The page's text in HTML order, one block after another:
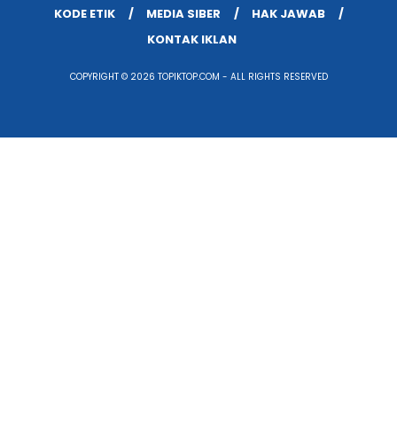
KODE ETIK
MEDIA SIBER
HAK JAWAB
KONTAK IKLAN
COPYRIGHT © 2026 TOPIKTOP.COM - ALL RIGHTS RESERVED